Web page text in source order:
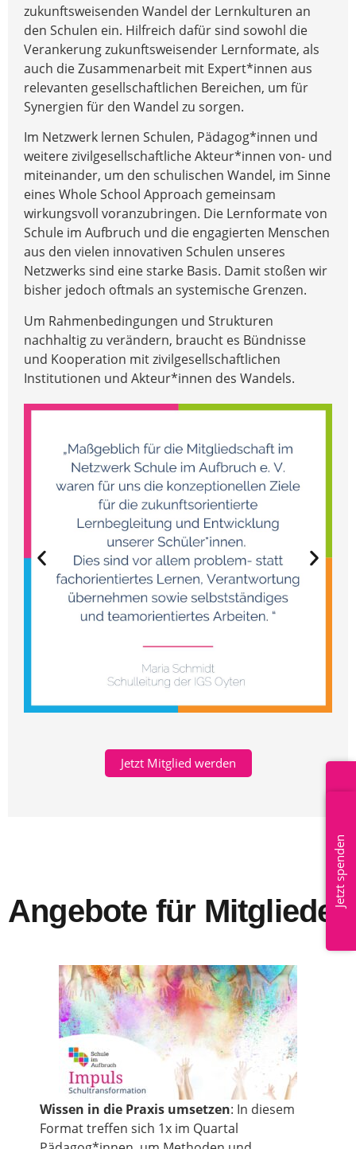
Mitglied werden
Jetzt spenden
zukunftsweisenden Wandel der Lernkulturen an
den Schulen ein. Hilfreich dafür sind sowohl die
Verankerung zukunftsweisender Lernformate, als
auch die Zusammenarbeit mit Expert*innen aus
relevanten gesellschaftlichen Bereichen, um für
Synergien für den Wandel zu sorgen.
Im Netzwerk lernen Schulen, Pädagog*innen und
weitere zivilgesellschaftliche Akteur*innen von- und
miteinander, um den schulischen Wandel, im Sinne
eines Whole School Approach gemeinsam
wirkungsvoll voranzubringen. Die Lernformate von
Schule im Aufbruch und die engagierten Menschen
aus den vielen innovativen Schulen unseres
Netzwerks sind eine starke Basis. Damit stoßen wir
bisher jedoch oftmals an systemische Grenzen.
Um Rahmenbedingungen und Strukturen
nachhaltig zu verändern, braucht es Bündnisse
und Kooperation mit zivilgesellschaftlichen
Institutionen und Akteur*innen des Wandels.
Jetzt Mitglied werden
Angebote für Mitglieder
Wissen in die Praxis umsetzen: In diesem
Format treffen sich 1x im Quartal